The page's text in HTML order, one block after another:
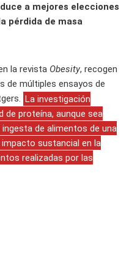
a mejores elecciones
pérdida de masa
la revista Obesity, recogen
de múltiples ensayos de
La investigación
de proteína, aunque sea
de alimentos de una
sustancial en la
realizadas por las